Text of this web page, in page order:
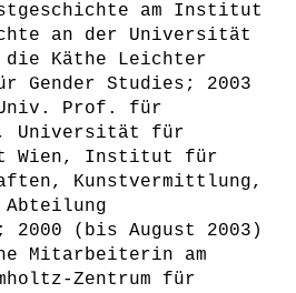
am Institut
an der Universität
die Käthe Leichter
Gender Studies; 2003
Prof. für
Universität für
Wien, Institut für
Kunstvermittlung,
Abteilung
2000 (bis August 2003)
Mitarbeiterin am
Zentrum für